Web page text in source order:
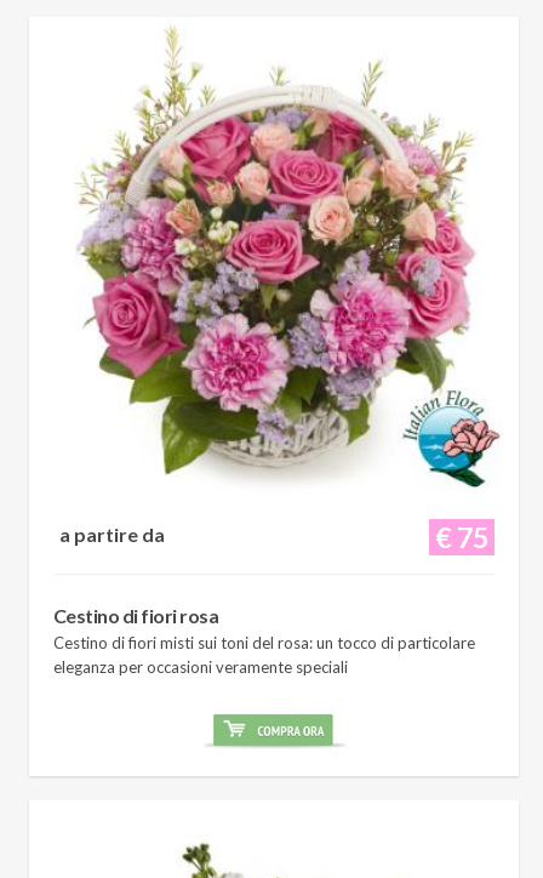
€ 75
a partire da
Cestino di fiori rosa
Cestino di fiori misti sui toni del rosa: un tocco di particolare
eleganza per occasioni veramente speciali